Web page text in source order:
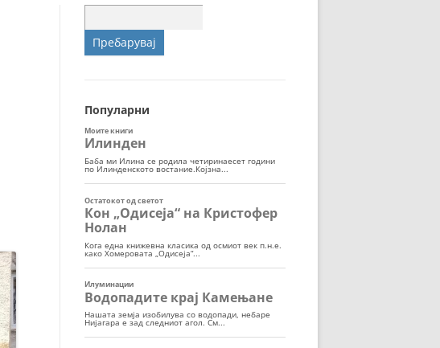
СПОРТ
за:
Популарни